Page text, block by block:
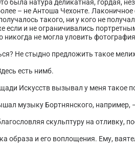
была натура деликатная, гордая,
– не Антоша Чехонте.
такого, ни у кого не
если и не ограничивались
никогда не могла уловить
Не стыдно предложить такое
есть нимб.
Искусств вызывал у меня такое
музыку Бортнянского,
скульптуру на отливку,
образа и его воплощения. Ему,